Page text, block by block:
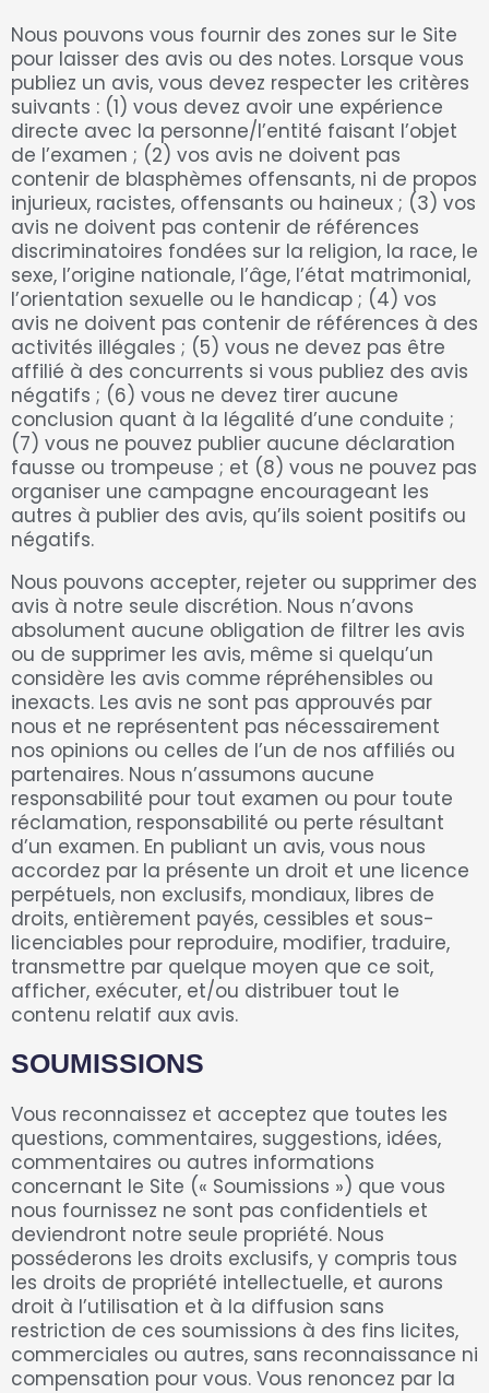
Nous pouvons vous fournir des zones sur le Site
pour laisser des avis ou des notes. Lorsque vous
publiez un avis, vous devez respecter les critères
suivants : (1) vous devez avoir une expérience
directe avec la personne/l’entité faisant l’objet
de l’examen ; (2) vos avis ne doivent pas
contenir de blasphèmes offensants, ni de propos
injurieux, racistes, offensants ou haineux ; (3) vos
avis ne doivent pas contenir de références
discriminatoires fondées sur la religion, la race, le
sexe, l’origine nationale, l’âge, l’état matrimonial,
l’orientation sexuelle ou le handicap ; (4) vos
avis ne doivent pas contenir de références à des
activités illégales ; (5) vous ne devez pas être
affilié à des concurrents si vous publiez des avis
négatifs ; (6) vous ne devez tirer aucune
conclusion quant à la légalité d’une conduite ;
(7) vous ne pouvez publier aucune déclaration
fausse ou trompeuse ; et (8) vous ne pouvez pas
organiser une campagne encourageant les
autres à publier des avis, qu’ils soient positifs ou
négatifs.
Nous pouvons accepter, rejeter ou supprimer des
avis à notre seule discrétion. Nous n’avons
absolument aucune obligation de filtrer les avis
ou de supprimer les avis, même si quelqu’un
considère les avis comme répréhensibles ou
inexacts. Les avis ne sont pas approuvés par
nous et ne représentent pas nécessairement
nos opinions ou celles de l’un de nos affiliés ou
partenaires. Nous n’assumons aucune
responsabilité pour tout examen ou pour toute
réclamation, responsabilité ou perte résultant
d’un examen. En publiant un avis, vous nous
accordez par la présente un droit et une licence
perpétuels, non exclusifs, mondiaux, libres de
droits, entièrement payés, cessibles et sous-
licenciables pour reproduire, modifier, traduire,
transmettre par quelque moyen que ce soit,
afficher, exécuter, et/ou distribuer tout le
contenu relatif aux avis.
SOUMISSIONS
Vous reconnaissez et acceptez que toutes les
questions, commentaires, suggestions, idées,
commentaires ou autres informations
concernant le Site (« Soumissions ») que vous
nous fournissez ne sont pas confidentiels et
deviendront notre seule propriété. Nous
posséderons les droits exclusifs, y compris tous
les droits de propriété intellectuelle, et aurons
droit à l’utilisation et à la diffusion sans
restriction de ces soumissions à des fins licites,
commerciales ou autres, sans reconnaissance ni
compensation pour vous. Vous renoncez par la